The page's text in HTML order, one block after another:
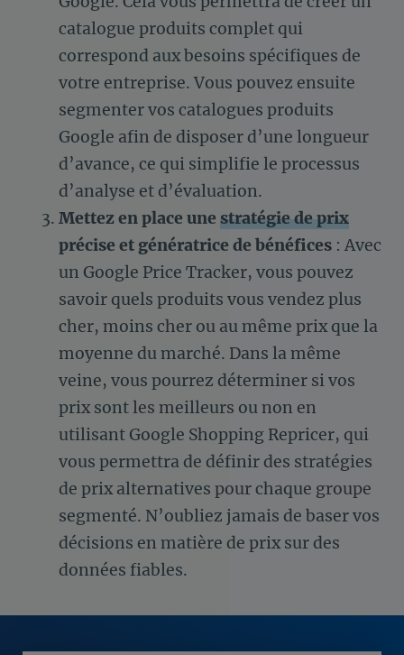
catalogue produits complet qui
correspond aux besoins spécifiques de
votre entreprise. Vous pouvez ensuite
segmenter vos catalogues produits
Google afin de disposer d’une longueur
d’avance, ce qui simplifie le processus
d’analyse et d’évaluation.
Mettez en place une stratégie de prix
précise et génératrice de bénéfices : Avec
un Google Price Tracker, vous pouvez
savoir quels produits vous vendez plus
cher, moins cher ou au même prix que la
moyenne du marché. Dans la même
veine, vous pourrez déterminer si vos
prix sont les meilleurs ou non en
utilisant Google Shopping Repricer, qui
vous permettra de définir des stratégies
de prix alternatives pour chaque groupe
segmenté. N’oubliez jamais de baser vos
décisions en matière de prix sur des
données fiables.